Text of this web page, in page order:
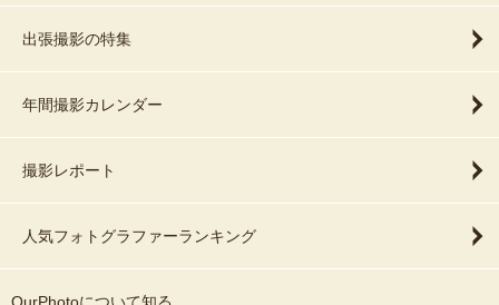
出張撮影の特集
年間撮影カレンダー
撮影レポート
人気フォトグラファーランキング
OurPhotoについて知る